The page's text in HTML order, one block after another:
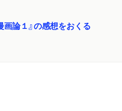
画論１』の感想をおくる